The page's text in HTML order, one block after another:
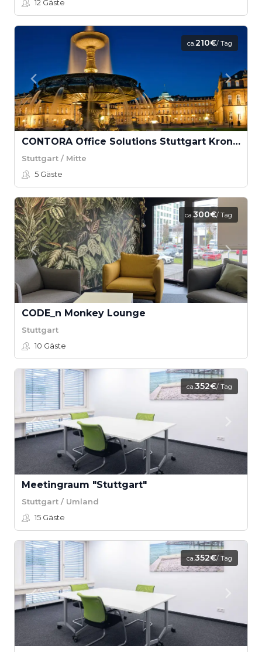
12 Gäste
ca.210€/ Tag
CONTORA Office Solutions Stuttgart Kronprinzenpalais Tagesbüro
Stuttgart / Mitte
5 Gäste
ca.300€/ Tag
CODE_n Monkey Lounge
Stuttgart
10 Gäste
ca.352€/ Tag
Meetingraum "Stuttgart"
Stuttgart / Umland
15 Gäste
ca.352€/ Tag